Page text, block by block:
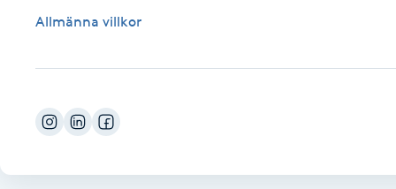
Fransfärgning
Fransförlängning
Fransförlängning Megavolym
Allmänna villkor